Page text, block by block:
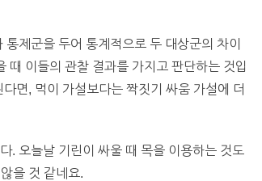
제군을 두어 통계적으로 두 대상군의 차이
때 이들의 관찰 결과를 가지고 판단하는 것입
면, 먹이 가설보다는 짝짓기 싸움 가설에 더
. 오늘날 기린이 싸울 때 목을 이용하는 것도
을 것 같네요.